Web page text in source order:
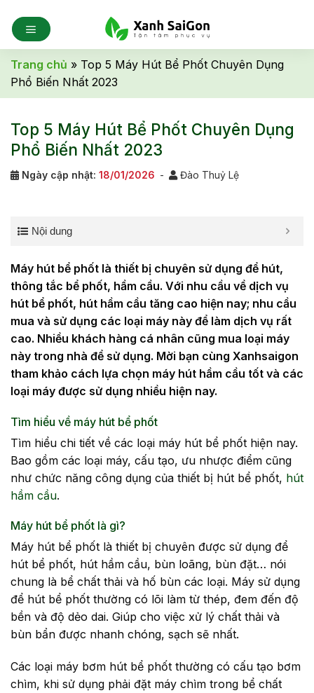
content
Trang chủ » Top 5 Máy Hút Bể Phốt Chuyên Dụng
Phổ Biến Nhất 2023
Top 5 Máy Hút Bể Phốt Chuyên Dụng
Phổ Biến Nhất 2023
Ngày cập nhật: 18/01/2026 - Đào Thuỷ Lệ
Nội dung
Máy hút bể phốt là thiết bị chuyên sử dụng để hút,
thông tắc bể phốt, hầm cầu. Với nhu cầu về dịch vụ
hút bể phốt, hút hầm cầu tăng cao hiện nay; nhu cầu
mua và sử dụng các loại máy này để làm dịch vụ rất
cao. Nhiều khách hàng cá nhân cũng mua loại máy
này trong nhà để sử dụng. Mời bạn cùng Xanhsaigon
tham khảo cách lựa chọn máy hút hầm cầu tốt và các
loại máy được sử dụng nhiều hiện nay.
Tìm hiểu về máy hút bể phốt
Tìm hiểu chi tiết về các loại máy hút bể phốt hiện nay.
Bao gồm các loại máy, cấu tạo, ưu nhược điểm cũng
như chức năng công dụng của thiết bị hút bể phốt, hút
hầm cầu.
Máy hút bể phốt là gì?
Máy hút bể phốt là thiết bị chuyên được sử dụng để
hút bể phốt, hút hầm cầu, bùn loãng, bùn đặt… nói
chung là bể chất thải và hố bùn các loại. Máy sử dụng
để hút bể phốt thường có lõi làm từ thép, đem đến độ
bền và độ dẻo dai. Giúp cho việc xử lý chất thải và
bùn bẩn được nhanh chóng, sạch sẽ nhất.
Các loại máy bơm hút bể phốt thường có cấu tạo bơm
chìm, khi sử dụng phải đặt máy chìm trong bể chất